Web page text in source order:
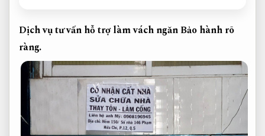
Dịch vụ tư vấn hỗ trợ làm vách ngănBảo hành rõ
ràng.